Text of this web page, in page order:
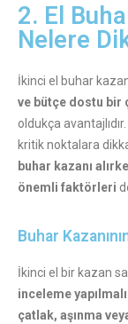
2. El
Nelere
İkinci el buhar
ve bütçe dostu bir
oldukça
kritik noktalara
buhar kazanı
önemli faktörleri
Buhar
İkinci el bir kazan
inceleme
çatlak, aşınma